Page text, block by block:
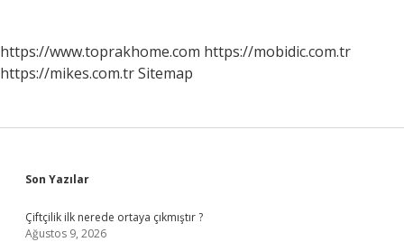
https://www.toprakhome.com https://mobidic.com.tr
https://mikes.com.trSitemap
Sidebar
Son Yazılar
Çiftçilik ilk nerede ortaya çıkmıştır ?
Ağustos 9, 2026